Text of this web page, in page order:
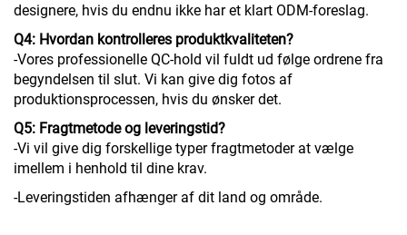
designere, hvis du endnu ikke har et klart ODM-foreslag.
Q4: Hvordan kontrolleres produktkvaliteten?
-Vores professionelle QC-hold vil fuldt ud følge ordrene fra
begyndelsen til slut. Vi kan give dig fotos af
produktionsprocessen, hvis du ønsker det.
Q5: Fragtmetode og leveringstid?
-Vi vil give dig forskellige typer fragtmetoder at vælge
imellem i henhold til dine krav.
-Leveringstiden afhænger af dit land og område.